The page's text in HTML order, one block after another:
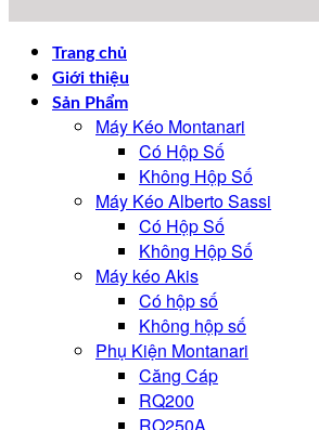
Trang chủ
Giới thiệu
Sản Phẩm
Máy Kéo Montanari
Có Hộp Số
Không Hộp Số
Máy Kéo Alberto Sassi
Có Hộp Số
Không Hộp Số
Máy kéo Akis
Có hộp số
Không hộp số
Phụ Kiện Montanari
Căng Cáp
RQ200